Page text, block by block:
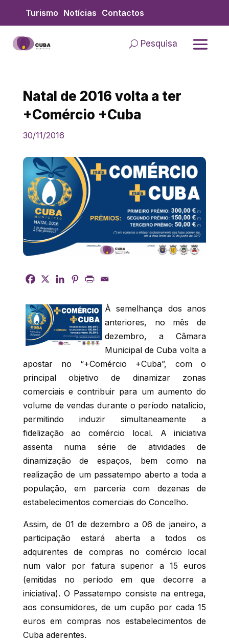
content
Turismo Notícias Contactos
Pesquisa
Natal de 2016 volta a ter
+Comércio +Cuba
30/11/2016
À semelhança dos anos
anteriores, no mês de
dezembro, a Câmara
Municipal de Cuba volta a
apostar no “+Comércio +Cuba”, com o
principal objetivo de dinamizar zonas
comerciais e contribuir para um aumento do
volume de vendas durante o período natalício,
permitindo induzir simultaneamente a
fidelização ao comércio local. A iniciativa
assenta numa série de atividades de
dinamização de espaços, bem como na
realização de um passatempo aberto a toda a
população, em parceria com dezenas de
estabelecimentos comerciais do Concelho.
Assim, de 01 de dezembro a 06 de janeiro, a
participação estará aberta a todos os
adquirentes de compras no comércio local
num valor por fatura superior a 15 euros
(emitidas no período em que decorre a
iniciativa). O Passatempo consiste na entrega,
aos consumidores, de um cupão por cada 15
euros em compras nos estabelecimentos de
Cuba aderentes.